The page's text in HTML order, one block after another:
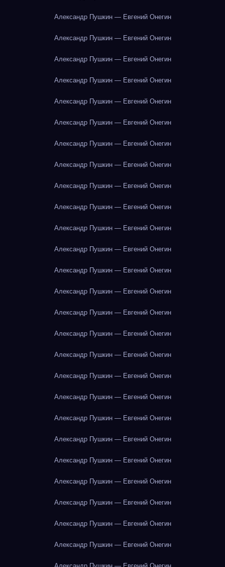
Александр Пушкин — Евгений Онегин
Александр Пушкин — Евгений Онегин
Александр Пушкин — Евгений Онегин
Александр Пушкин — Евгений Онегин
Александр Пушкин — Евгений Онегин
Александр Пушкин — Евгений Онегин
Александр Пушкин — Евгений Онегин
Александр Пушкин — Евгений Онегин
Александр Пушкин — Евгений Онегин
Александр Пушкин — Евгений Онегин
Александр Пушкин — Евгений Онегин
Александр Пушкин — Евгений Онегин
Александр Пушкин — Евгений Онегин
Александр Пушкин — Евгений Онегин
Александр Пушкин — Евгений Онегин
Александр Пушкин — Евгений Онегин
Александр Пушкин — Евгений Онегин
Александр Пушкин — Евгений Онегин
Александр Пушкин — Евгений Онегин
Александр Пушкин — Евгений Онегин
Александр Пушкин — Евгений Онегин
Александр Пушкин — Евгений Онегин
Александр Пушкин — Евгений Онегин
Александр Пушкин — Евгений Онегин
Александр Пушкин — Евгений Онегин
Александр Пушкин — Евгений Онегин